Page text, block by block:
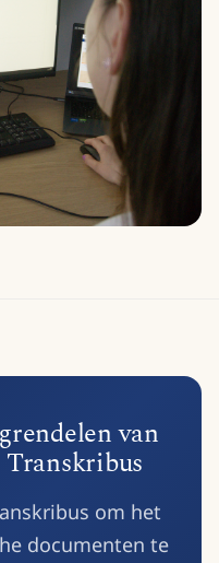
van
om het
documenten te